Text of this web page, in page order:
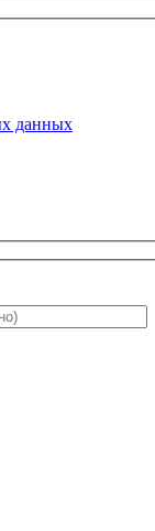
данных